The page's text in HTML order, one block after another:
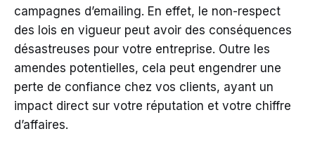
campagnes d’emailing. En effet, le non-respect
des lois en vigueur peut avoir des conséquences
désastreuses pour votre entreprise. Outre les
amendes potentielles, cela peut engendrer une
perte de confiance chez vos clients, ayant un
impact direct sur votre réputation et votre chiffre
d’affaires.